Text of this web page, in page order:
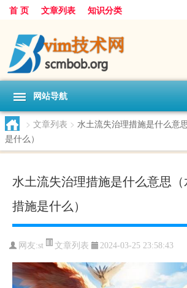
首 页 文章列表 知识分类
网站导航
> 文章列表 > 水土流失治理措施是什么意
是什么）
水土流失治理措施是什么意思
措施是什么）
网友:st 文章列表 2024-03-25 23:58:43